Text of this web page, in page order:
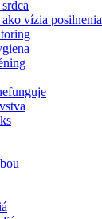
vízia posilnenia